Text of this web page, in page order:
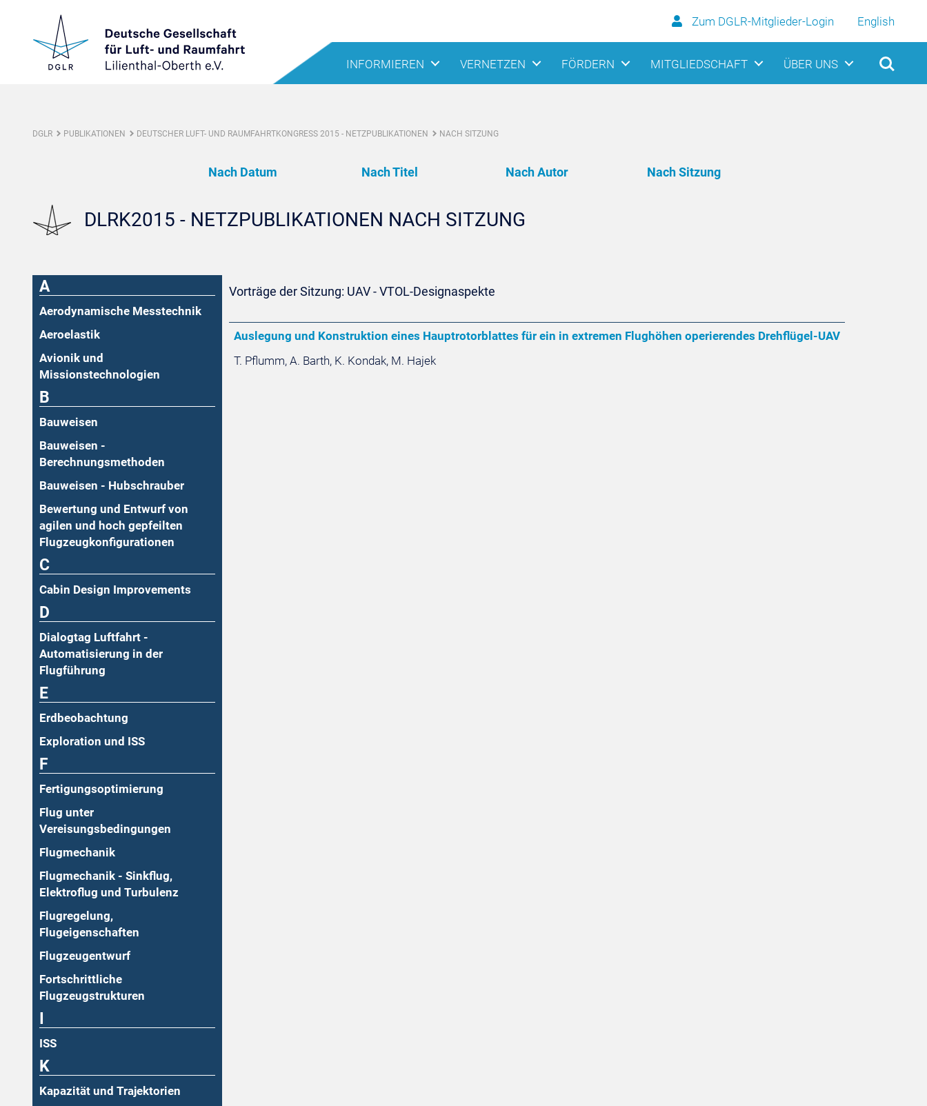
Zum DGLR-Mitglieder-Login English
INFORMIEREN VERNETZEN FÖRDERN MITGLIEDSCHAFT ÜBER UNS
DGLR PUBLIKATIONEN DEUTSCHER LUFT- UND RAUMFAHRTKONGRESS 2015 - NETZPUBLIKATIONEN NACH SITZUNG
Nach Datum Nach Titel Nach Autor Nach Sitzung
DLRK2015 - NETZPUBLIKATIONEN NACH SITZUNG
A
Aerodynamische Messtechnik
Aeroelastik
Avionik und
Missionstechnologien
B
Bauweisen
Bauweisen -
Berechnungsmethoden
Bauweisen - Hubschrauber
Bewertung und Entwurf von
agilen und hoch gepfeilten
Flugzeugkonfigurationen
C
Cabin Design Improvements
D
Dialogtag Luftfahrt -
Automatisierung in der
Flugführung
E
Erdbeobachtung
Exploration und ISS
F
Fertigungsoptimierung
Flug unter
Vereisungsbedingungen
Flugmechanik
Flugmechanik - Sinkflug,
Elektroflug und Turbulenz
Flugregelung,
Flugeigenschaften
Flugzeugentwurf
Fortschrittliche
Flugzeugstrukturen
ISS
K
Kapazität und Trajektorien
Vorträge der Sitzung: UAV - VTOL-Designaspekte
Auslegung und Konstruktion eines Hauptrotorblattes für ein in extremen Flughöhen operierendes Drehflügel-UAV
T. Pflumm, A. Barth, K. Kondak, M. Hajek